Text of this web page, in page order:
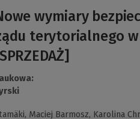
wymiary
terytorialnego
Maciej Barmosz, Karolina